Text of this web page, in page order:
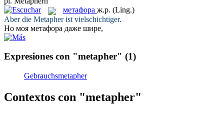
метафора ж.р. (Ling.)
Aber die Metapherist vielschichtiger.
Но моя метафора даже шире,
Expresiones con "metapher" (1)
Gebrauchsmetapher
Contextos con "metapher"